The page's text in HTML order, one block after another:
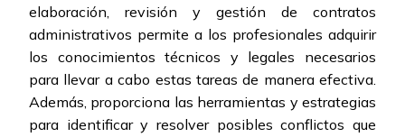
elaboración, revisión y gestión de contratos
administrativos permite a los profesionales adquirir
los conocimientos técnicos y legales necesarios
para llevar a cabo estas tareas de manera efectiva.
Además, proporciona las herramientas y estrategias
para identificar y resolver posibles conflictos que